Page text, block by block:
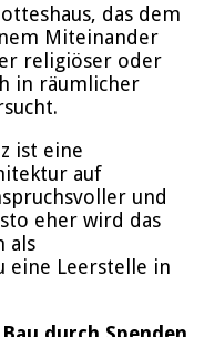
das dem
Miteinander
religiöser oder
in räumlicher
ist eine
auf
und
eher wird das
als
eine Leerstelle in